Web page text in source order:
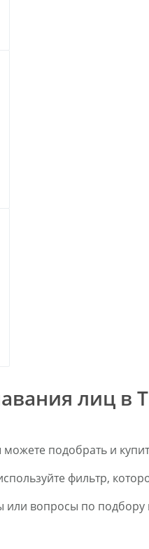
лиц в
подобрать и
фильтр,
или вопросы по